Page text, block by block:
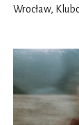
Wrocław,